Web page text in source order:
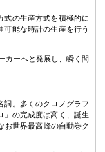
式の生産方式を積極的に
能な時計の生産を行う
カーへと発展し、瞬く間
詞。多くのクロノグラフ
」の完成度は高く、誕生
お世界最高峰の自動巻ク